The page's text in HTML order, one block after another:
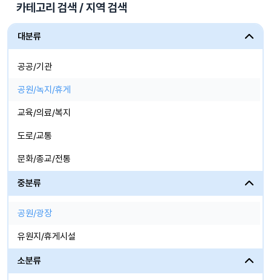
카테고리 검색 / 지역 검색
대분류
공공/기관
공원/녹지/휴게
교육/의료/복지
도로/교통
문화/종교/전통
산업시설
주거/업무
해양/수상/항만
중분류
공원/광장
유원지/휴게시설
소분류